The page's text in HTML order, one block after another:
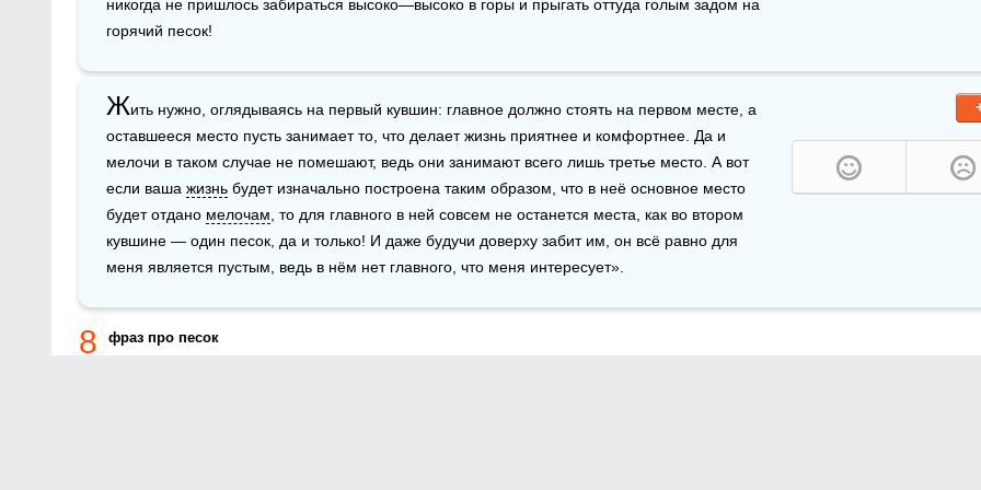
никогда не пришлось забираться выcоко—выcоко в горы и прыгать оттуда голым задом на
горячий песок!
Жить нужно, оглядываясь на первый кувшин: главное должно стоять на первом месте, а
оставшееся место пусть занимает то, что делает жизнь приятнее и комфортнее. Да и
мелочи в таком случае не помешают, ведь они занимают всего лишь третье место. А вот
если ваша жизнь будет изначально построена таким образом, что в неё основное место
будет отдано мелочам , то для главного в ней совсем не останется места, как во втором
кувшине — один песок, да и только! И даже будучи доверху забит им, он всё равно для
меня является пустым, ведь в нём нет главного, что меня интересует».
8 фраз про песок